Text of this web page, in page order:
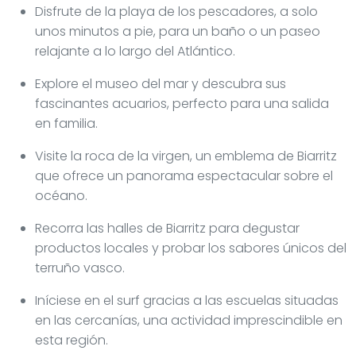
Disfrute de la playa de los pescadores, a solo
unos minutos a pie, para un baño o un paseo
relajante a lo largo del Atlántico.
Explore el museo del mar y descubra sus
fascinantes acuarios, perfecto para una salida
en familia.
Visite la roca de la virgen, un emblema de Biarritz
que ofrece un panorama espectacular sobre el
océano.
Recorra las halles de Biarritz para degustar
productos locales y probar los sabores únicos del
terruño vasco.
Iníciese en el surf gracias a las escuelas situadas
en las cercanías, una actividad imprescindible en
esta región.